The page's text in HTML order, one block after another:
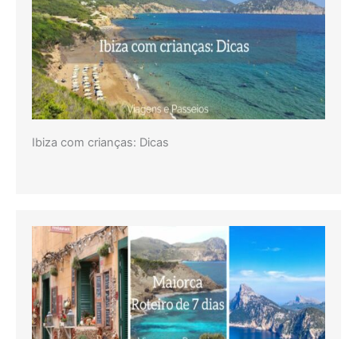
Ibiza com crianças: Dicas